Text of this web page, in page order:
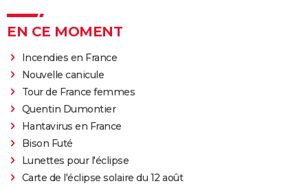
EN CE MOMENT
Incendies en France
Nouvelle canicule
Tour de France femmes
Quentin Dumontier
Hantavirus en France
Bison Futé
Lunettes pour l'éclipse
Carte de l'éclipse solaire du 12 août